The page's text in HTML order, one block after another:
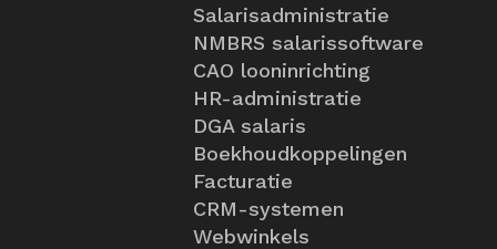
Salarisadministratie
NMBRS salarissoftware
CAO looninrichting
HR-administratie
DGA salaris
Boekhoudkoppelingen
Facturatie
CRM-systemen
Webwinkels